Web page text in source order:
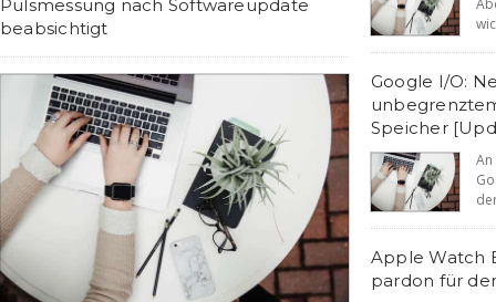
Pulsmessung nach Softwareupdate
beabsichtigt
Google I/O:
Speicher
Apple Watch
pardon für